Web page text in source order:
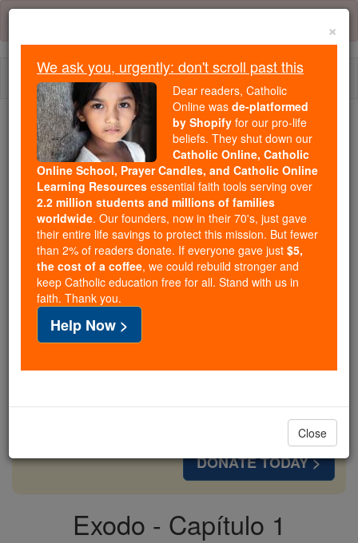
Skip
content
Because of You, 2.2 Million
Students Are Being Formed in the
Faith
Because of generous supporters like you,
Catholic Online School has already delivered
free, faithful Catholic education to over 2.2
million students across 193 countries. In an age
of noise and algorithms, you are helping form
souls with truth, prayer, Scripture, and Christ.
If everyone who reads this gave just $5 — the
free for all. Be Courageous. Be Catholic. Stand
DONATE TODAY >
Exodo - Capítulo 1
×
We ask you, urgently: don't scroll past this
Dear readers, Catholic
Online was de-platformed
by Shopify for our pro-life
beliefs. They shut down our
Catholic Online, Catholic
Online School, Prayer Candles, and Catholic Online
Learning Resources essential faith tools serving over
2.2 million students and millions of families
worldwide. Our founders, now in their 70's, just gave
their entire life savings to protect this mission. But fewer
than 2% of readers donate. If everyone gave just $5,
the cost of a coffee, we could rebuild stronger and
keep Catholic education free for all. Stand with us in
faith. Thank you.
Help Now >
Close